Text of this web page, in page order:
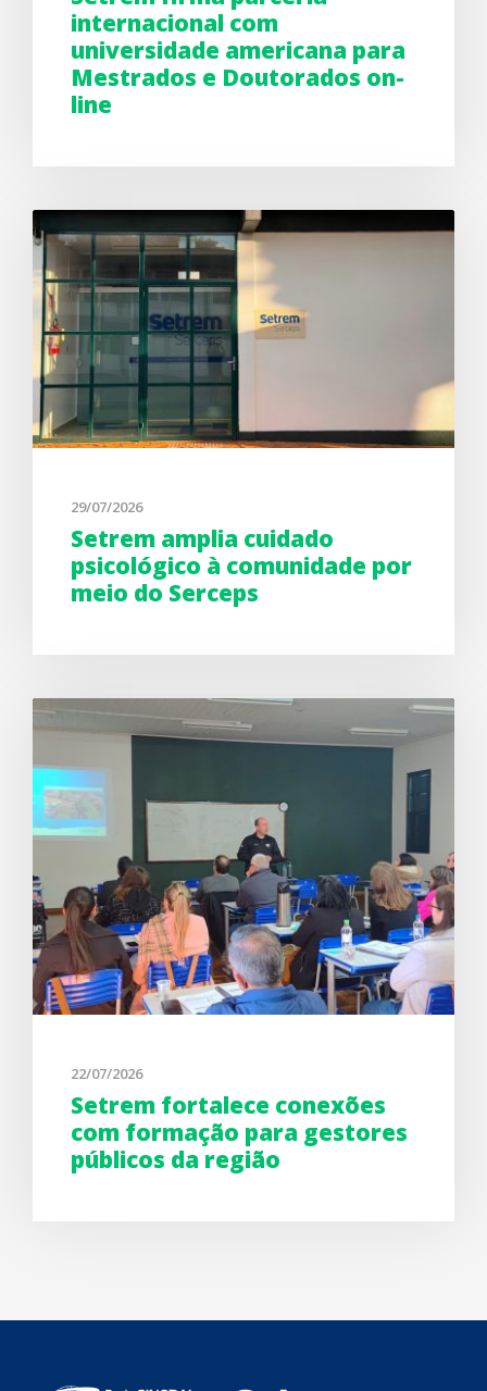
internacional com
universidade americana para
Mestrados e Doutorados on-
line
29/07/2026
Setrem amplia cuidado
psicológico à comunidade por
meio do Serceps
22/07/2026
Setrem fortalece conexões
com formação para gestores
públicos da região